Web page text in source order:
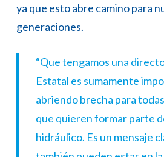
ya que esto abre camino para
generaciones.
“Que tengamos una
Estatal es sumamente
abriendo brecha para
que quieren formar parte
hidráulico. Es un mensaje